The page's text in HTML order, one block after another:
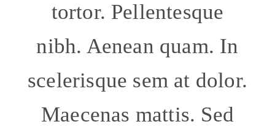
tortor. Pellentesque
nibh. Aenean quam. In
scelerisque sem at dolor.
Maecenas mattis. Sed